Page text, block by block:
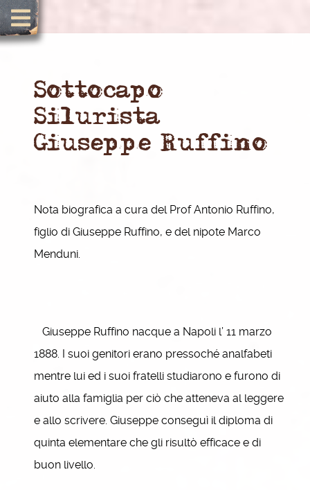
Sottocapo
Silurista
Giuseppe Ruffino
Nota biografica a cura del Prof Antonio Ruffino,
figlio di Giuseppe Ruffino, e del nipote Marco
Menduni.
Giuseppe Ruffino nacque a Napoli l’ 11 marzo
1888. I suoi genitori erano pressoché analfabeti
mentre lui ed i suoi fratelli studiarono e furono di
aiuto alla famiglia per ciò che atteneva al leggere
e allo scrivere. Giuseppe conseguì il diploma di
quinta elementare che gli risultò efficace e di
buon livello.